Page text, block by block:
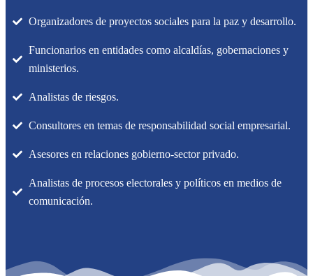
Organizadores de proyectos sociales para la paz y desarrollo.
Funcionarios en entidades como alcaldías, gobernaciones y
ministerios.
Analistas de riesgos.
Consultores en temas de responsabilidad social empresarial.
Asesores en relaciones gobierno-sector privado.
Analistas de procesos electorales y políticos en medios de
comunicación.